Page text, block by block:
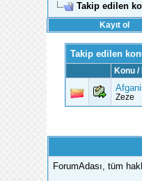
Takip edilen
Kayıt ol
Takip edilen
Konu
Zeze
ForumAdası, tüm